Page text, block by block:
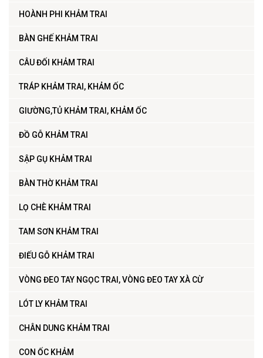
HOÀNH PHI KHẢM TRAI
BÀN GHẾ KHẢM TRAI
CÂU ĐỐI KHẢM TRAI
TRÁP KHẢM TRAI, KHẢM ỐC
GIƯỜNG,TỦ KHẢM TRAI, KHẢM ỐC
ĐỒ GỖ KHẢM TRAI
SẬP GỤ KHẢM TRAI
BÀN THỜ KHẢM TRAI
LỌ CHÈ KHẢM TRAI
TAM SƠN KHẢM TRAI
ĐIẾU GỖ KHẢM TRAI
VÒNG ĐEO TAY NGỌC TRAI, VÒNG ĐEO TAY XÀ CỪ
LÓT LY KHẢM TRAI
CHÂN DUNG KHẢM TRAI
CON ỐC KHẢM